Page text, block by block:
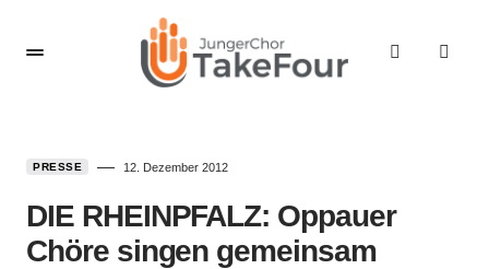
PRESSE 12. Dezember 2012
DIE RHEINPFALZ: Oppauer
Chöre singen gemeinsam